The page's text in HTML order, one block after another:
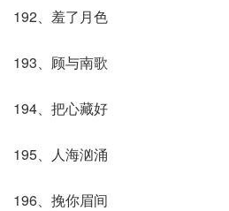
192、羞了月色
193、顾与南歌
194、把心藏好
195、人海汹涌
196、挽你眉间